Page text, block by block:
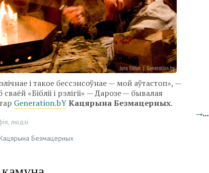
і такое бессэнсоўнае — мой аўтастоп», —
«Бібліі і рэлігіі» — Дарозе — бывалая
Generation.bYКацярына Безмацерных.
→…
, людзі
Безмацерных